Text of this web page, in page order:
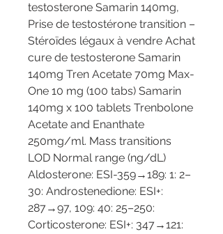
testosterone Samarin 140mg,
Prise de testostérone transition –
Stéroïdes légaux à vendre Achat
cure de testosterone Samarin
140mg Tren Acetate 70mg Max-
One 10 mg (100 tabs) Samarin
140mg x 100 tablets Trenbolone
Acetate and Enanthate
250mg/ml. Mass transitions
LOD Normal range (ng/dL)
Aldosterone: ESI-359→189: 1: 2–
30: Androstenedione: ESI+:
287→97, 109: 40: 25–250:
Corticosterone: ESI+: 347→121: